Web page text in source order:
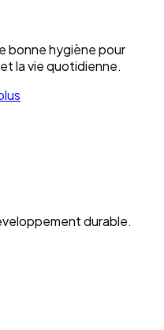
sur le terrain.
chaque initiative.
local.